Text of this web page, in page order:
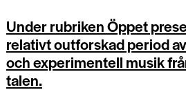
Under rubriken Öppet
relativt outforskad period
och experimentell musik
talen.